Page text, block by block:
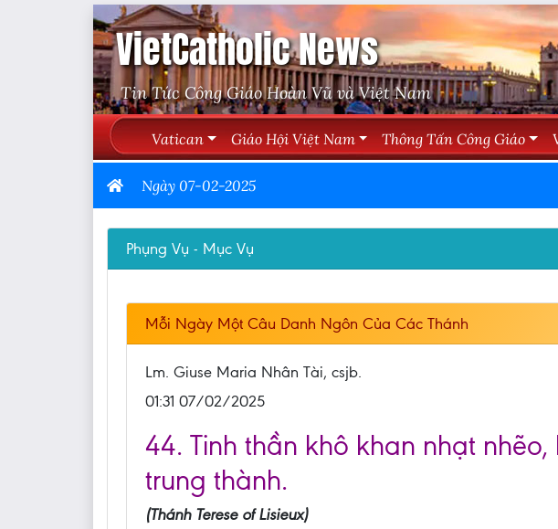
VietCatholic News
Tin Tức Công Giáo Hoàn Vũ và Việt Nam
Vatican Giáo Hội Việt Nam Thông Tấn Công Giáo
Ngày 07-02-2025
Phụng Vụ - Mục Vụ
Mỗi Ngày Một Câu Danh Ngôn Của Các Thánh
Lm. Giuse Maria Nhân Tài, csjb.
01:31 07/02/2025
44. Tinh thần khô khan nhạt
trung thành.
(Thánh Terese of Lisieux)